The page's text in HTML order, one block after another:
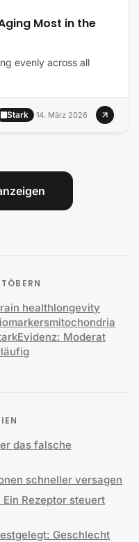
Most in the
evenly across all
Stark ·14. März 2026
healthlongevity
mitochondria
Evidenz: Moderat
das falsche
schneller versagen
Rezeptor steuert
Geschlecht